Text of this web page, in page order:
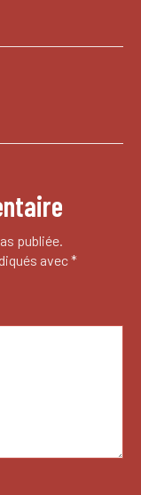
publiée.
avec*